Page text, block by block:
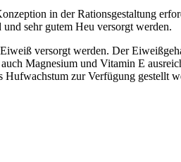
in der Rationsgestaltung
sehr gutem Heu versorgt werden.
versorgt werden. Der
Magnesium und Vitamin E
Hufwachstum zur Verfügung gestellt